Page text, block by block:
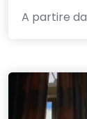
A partire da